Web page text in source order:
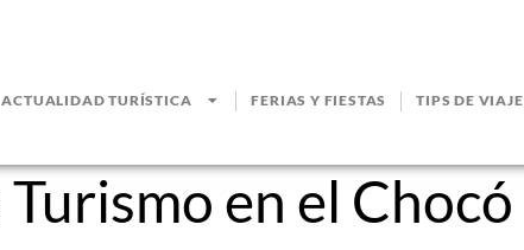
ACTUALIDAD TURÍSTICA FERIAS Y FIESTAS TIPS DE VIAJE
Turismo en el Chocó